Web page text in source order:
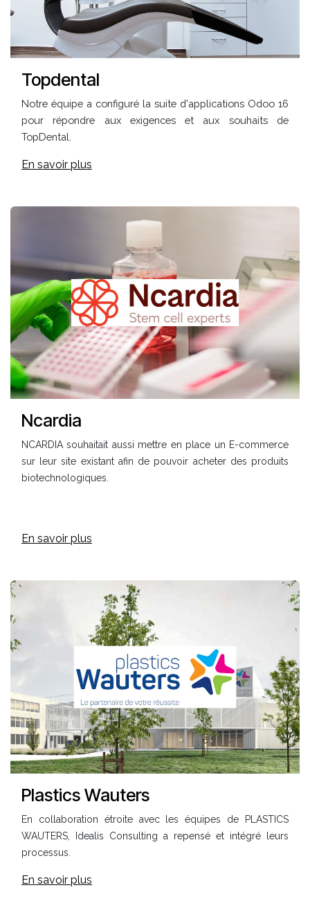
Topdental
Notre équipe a configuré la suite d'applications Odoo 16
pour répondre aux exigences et aux souhaits de
TopDental.
En savoir plus
Ncardia
NCARDIA souhaitait aussi mettre en place un E-commerce
sur leur site existant afin de pouvoir acheter des produits
biotechnologiques.
En savoir plus
Plastics Wauters
En collaboration étroite avec les équipes de PLASTICS
WAUTERS, Idealis Consulting a repensé et intégré leurs
processus.
En savoir plus